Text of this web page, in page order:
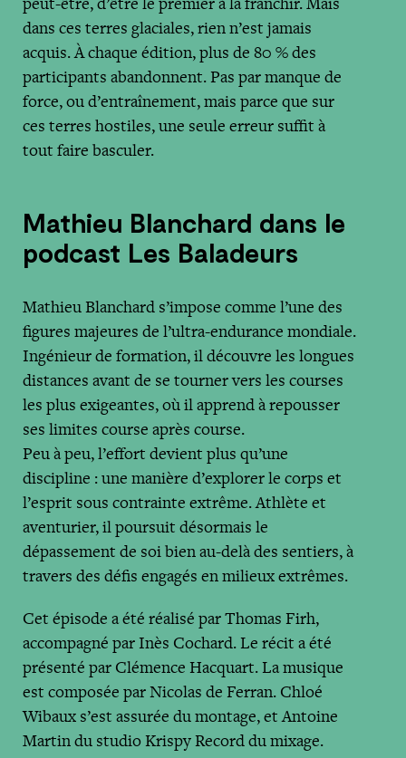
dans ces terres glaciales, rien n’est jamais
acquis. À chaque édition, plus de 80 % des
participants abandonnent. Pas par manque de
force, ou d’entraînement, mais parce que sur
ces terres hostiles, une seule erreur suffit à
tout faire basculer.
Mathieu Blanchard dans le
podcast Les Baladeurs
Mathieu Blanchard s’impose comme l’une des
figures majeures de l’ultra-endurance mondiale.
Ingénieur de formation, il découvre les longues
distances avant de se tourner vers les courses
les plus exigeantes, où il apprend à repousser
ses limites course après course.
Peu à peu, l’effort devient plus qu’une
discipline : une manière d’explorer le corps et
l’esprit sous contrainte extrême. Athlète et
aventurier, il poursuit désormais le
dépassement de soi bien au-delà des sentiers, à
travers des défis engagés en milieux extrêmes.
Cet épisode a été réalisé par Thomas Firh,
accompagné par Inès Cochard. Le récit a été
présenté par Clémence Hacquart. La musique
est composée par Nicolas de Ferran. Chloé
Wibaux s’est assurée du montage, et Antoine
Martin du studio Krispy Record du mixage.